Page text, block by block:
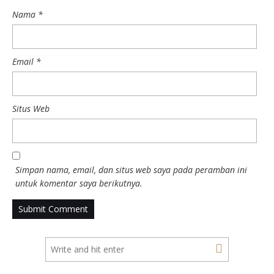
Nama *
Email *
Situs Web
Simpan nama, email, dan situs web saya pada peramban ini
untuk komentar saya berikutnya.